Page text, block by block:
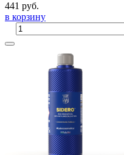
441 руб.
в корзину